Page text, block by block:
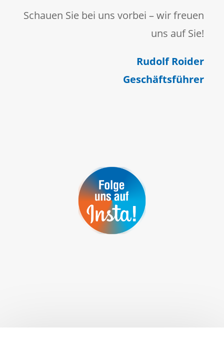
Schauen Sie bei uns vorbei – wir freuen
uns auf Sie!
Rudolf Roider
Geschäftsführer